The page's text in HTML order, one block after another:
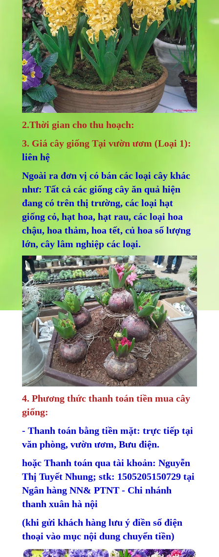
2.Thời gian cho thu hoạch:
3. Giá cây giống Tại vườn ươm (Loại 1):
liên hệ
Ngoài ra đơn vị có bán các loại cây khác
như: Tất cả các giống cây ăn quả hiện
đang có trên thị trường, các loại hạt
giống cỏ, hạt hoa, hạt rau, các loại hoa
chậu, hoa thảm, hoa tết, củ hoa số lượng
lớn, cây lâm nghiệp các loại.
4. Phương thức thanh toán tiền mua cây
giống:
- Thanh toán bằng tiền mặt: trực tiếp tại
văn phòng, vườn ươm, Bưu điện.
hoặc Thanh toán qua tài khoản: Nguyễn
Thị Tuyết Nhung; stk: 1505205150729 tại
Ngân hàng NN& PTNT - Chi nhánh
thanh xuân hà nội
(khi gửi khách hàng lưu ý điền số điện
thoại vào mục nội dung chuyển tiền)